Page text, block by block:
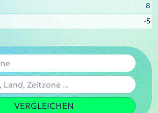
8
-5
VERGLEICHEN